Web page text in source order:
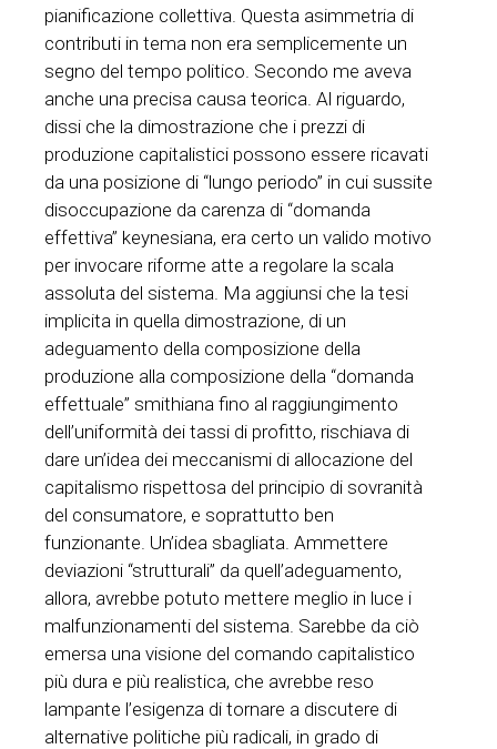
pianificazione collettiva. Questa asimmetria di
contributi in tema non era semplicemente un
segno del tempo politico. Secondo me aveva
anche una precisa causa teorica. Al riguardo,
dissi che la dimostrazione che i prezzi di
produzione capitalistici possono essere ricavati
da una posizione di “lungo periodo” in cui sussite
disoccupazione da carenza di “domanda
effettiva” keynesiana, era certo un valido motivo
per invocare riforme atte a regolare la scala
assoluta del sistema. Ma aggiunsi che la tesi
implicita in quella dimostrazione, di un
adeguamento della composizione della
produzione alla composizione della “domanda
effettuale” smithiana fino al raggiungimento
dell’uniformità dei tassi di profitto, rischiava di
dare un’idea dei meccanismi di allocazione del
capitalismo rispettosa del principio di sovranità
del consumatore, e soprattutto ben
funzionante. Un’idea sbagliata. Ammettere
deviazioni “strutturali” da quell’adeguamento,
allora, avrebbe potuto mettere meglio in luce i
malfunzionamenti del sistema. Sarebbe da ciò
emersa una visione del comando capitalistico
più dura e più realistica, che avrebbe reso
lampante l’esigenza di tornare a discutere di
alternative politiche più radicali, in grado di